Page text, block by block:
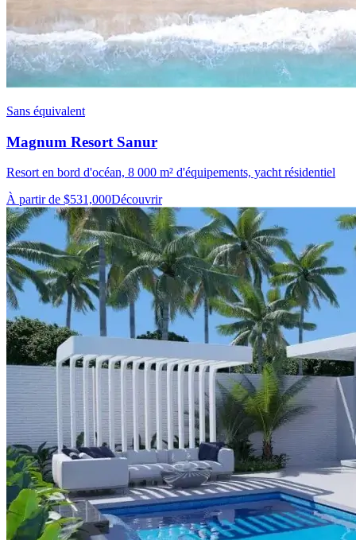
Sans équivalent
Magnum Resort Sanur
Resort en bord d'océan, 8 000 m² d'équipements, yacht résidentiel
À partir de $531,000Découvrir